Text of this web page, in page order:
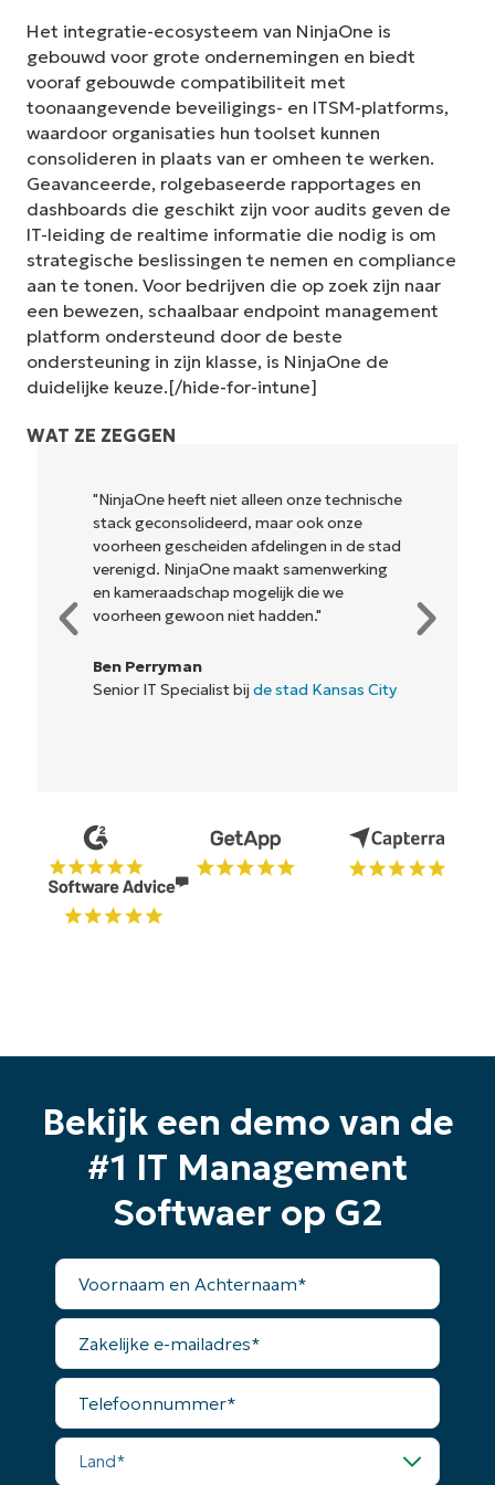
Het integratie-ecosysteem van NinjaOne is
gebouwd voor grote ondernemingen en biedt
vooraf gebouwde compatibiliteit met
toonaangevende beveiligings- en ITSM-platforms,
waardoor organisaties hun toolset kunnen
consolideren in plaats van er omheen te werken.
Geavanceerde, rolgebaseerde rapportages en
dashboards die geschikt zijn voor audits geven de
IT-leiding de realtime informatie die nodig is om
strategische beslissingen te nemen en compliance
aan te tonen. Voor bedrijven die op zoek zijn naar
een bewezen, schaalbaar endpoint management
platform ondersteund door de beste
ondersteuning in zijn klasse, is NinjaOne de
duidelijke keuze.[/hide-for-intune]
WAT ZE ZEGGEN
"NinjaOne heeft niet alleen onze technische
stack geconsolideerd, maar ook onze
voorheen gescheiden afdelingen in de stad
verenigd. NinjaOne maakt samenwerking
en kameraadschap mogelijk die we
voorheen gewoon niet hadden."
Ben Perryman
Senior IT Specialist bij de stad Kansas City
Bekijk een demo van de
#1 IT Management
Softwaer op G2
Voornaam
Achternaam*
Zakelijke
mailadres*
Telefoonnummer*
Land*